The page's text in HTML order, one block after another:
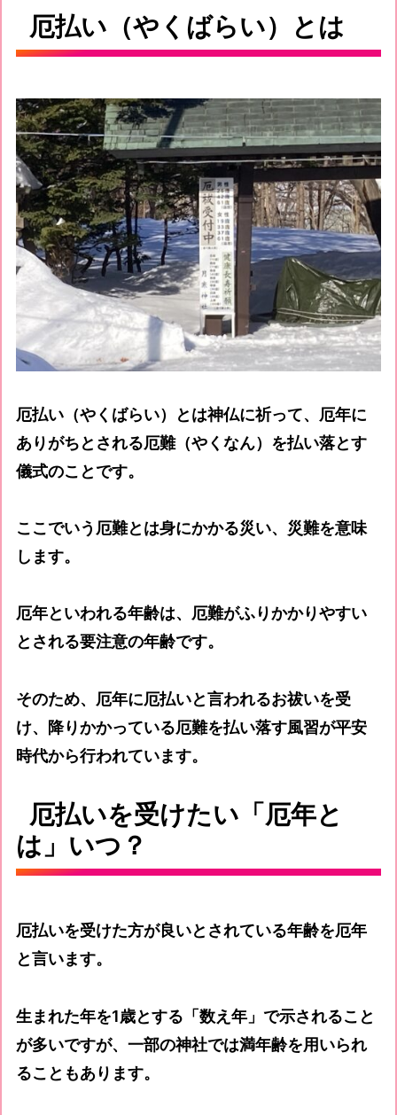
厄払い（やくばらい）とは
厄払い（やくばらい）とは神仏に祈って、厄年に
ありがちとされる厄難（やくなん）を払い落とす
儀式のことです。
ここでいう厄難とは身にかかる災い、災難を意味
します。
厄年といわれる年齢は、厄難がふりかかりやすい
とされる要注意の年齢です。
そのため、厄年に厄払いと言われるお祓いを受
け、降りかかっている厄難を払い落す風習が平安
時代から行われています。
厄払いを受けたい「厄年と
は」いつ？
厄払いを受けた方が良いとされている年齢を厄年
と言います。
生まれた年を1歳とする「数え年」で示されること
が多いですが、一部の神社では満年齢を用いられ
ることもあります。